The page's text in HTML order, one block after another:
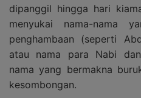
dipanggil hingga hari
menyukai nama-nama
penghambaan (seperti
atau nama para Nabi
nama yang bermakna
kesombongan.